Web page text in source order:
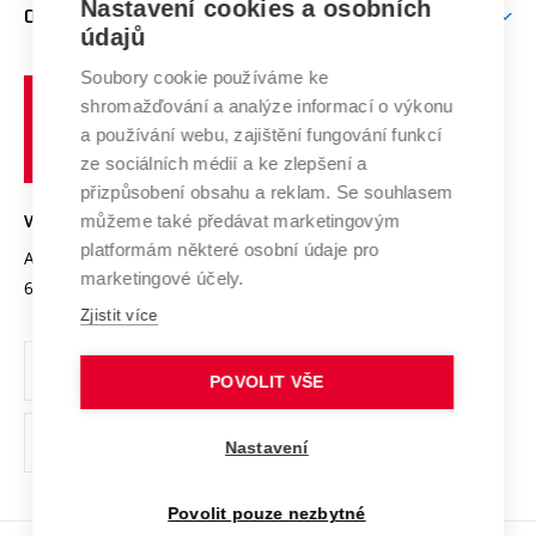
E-přihláška
Doktorské studium
Podpora podnikání
Mezinárodní vědecká rada
Systém zajišťování kvality výzkumu
Výzkumné infrastruktury
Transfer znalostí
Open Science
Projekty
Projekty ze strukturálních fondů
Specifický výzkum
Zahraniční spolupráce
Spolupráce se školami
Mezinárodní dohody
Univerzitní sítě
O UNIVERZITĚ
Profil univerzity
Udržitelná univerzita
Podnikavá univerzita / ContriBUTe
Bezpečná univerzita
Vyznamenání
Organizační struktura
Ochrana osobních údajů
odkaz)
učení
technické
Brně
VYSOKÉ UČENÍ TECHNICKÉ V BRNĚ
Antonínská 548/1
602 00 Brno
www.vut.cz
vut@vutbr.cz
Nastavení cookies a osobních
údajů
Soubory cookie používáme ke
shromažďování a analýze informací o výkonu
a používání webu, zajištění fungování funkcí
ze sociálních médií a ke zlepšení a
přizpůsobení obsahu a reklam. Se souhlasem
můžeme také předávat marketingovým
platformám některé osobní údaje pro
marketingové účely.
Zjistit více
POVOLIT VŠE
Nastavení
Povolit pouze nezbytné